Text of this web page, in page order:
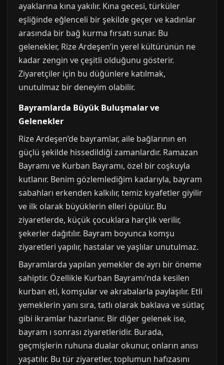
ayaklarına kına yakılır. Kına gecesi, türküler
eşliğinde eğlenceli bir şekilde geçer ve kadınlar
arasında bir bağ kurma fırsatı sunar. Bu
gelenekler, Rize Ardeşen’in yerel kültürünün ne
kadar zengin ve çeşitli olduğunu gösterir.
Ziyaretçiler için bu düğünlere katılmak,
unutulmaz bir deneyim olabilir.
Bayramlarda Büyük Buluşmalar ve
Gelenekler
Rize Ardeşen’de bayramlar, aile bağlarının en
güçlü şekilde hissedildiği zamanlardır. Ramazan
Bayramı ve Kurban Bayramı, özel bir coşkuyla
kutlanır. Benim gözlemlediğim kadarıyla, bayram
sabahları erkenden kalkılır, temiz kıyafetler giyilir
ve ilk olarak büyüklerin elleri öpülür. Bu
ziyaretlerde, küçük çocuklara harçlık verilir,
şekerler dağıtılır. Bayram boyunca komşu
ziyaretleri yapılır, hastalar ve yaşlılar unutulmaz.
Bayramlarda yapılan yemekler de ayrı bir öneme
sahiptir. Özellikle Kurban Bayramı’nda kesilen
kurban eti, komşular ve akrabalarla paylaşılır. Etli
yemeklerin yanı sıra, tatlı olarak baklava ve sütlaç
gibi ikramlar hazırlanır. Bir diğer gelenek ise,
bayram ı sonrası ziyaretleridir. Burada,
geçmişlerin ruhuna dualar okunur, onların anısı
yaşatılır. Bu tür ziyaretler, toplumun hafızasını